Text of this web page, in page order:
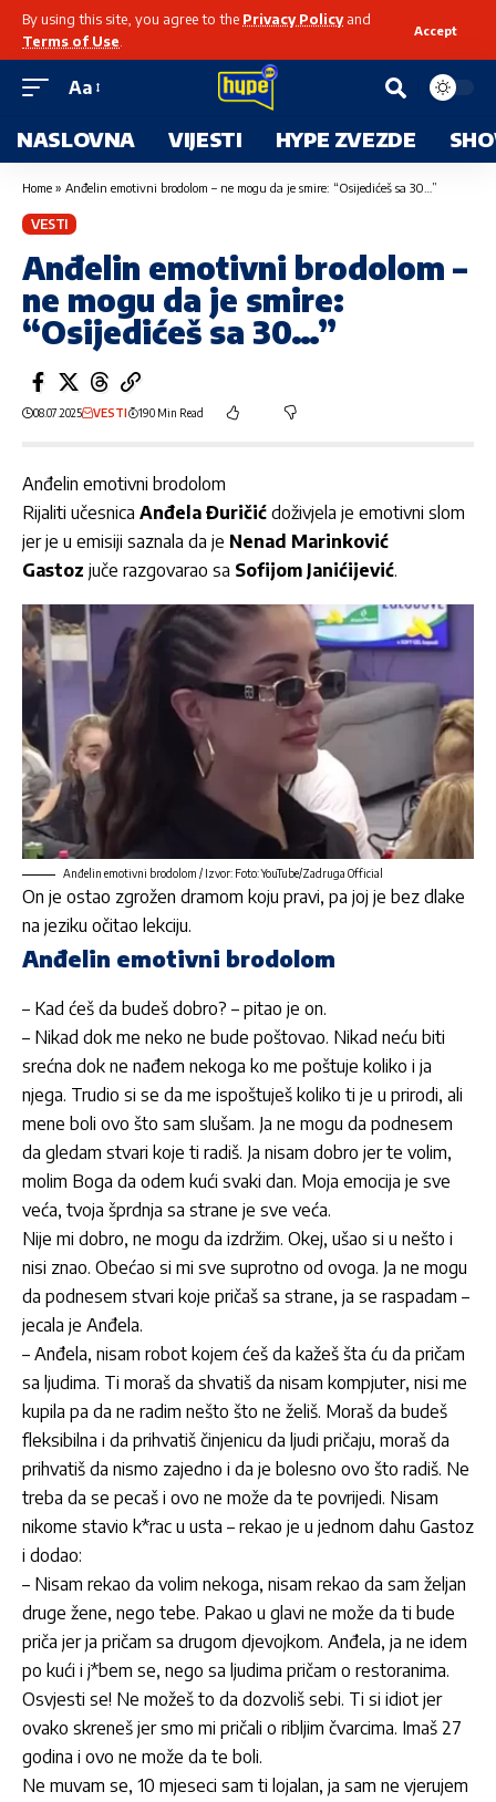
By using this site, you agree to the Privacy Policyand
Terms of Use
Accept
Aa
NASLOVNA VIJESTI HYPE ZVEZDE
Home » Anđelin emotivni brodolom – ne mogu da je smire: “Osijedićeš sa 30…”
VESTI
Anđelin emotivni brodolom –
ne mogu da je smire:
“Osijedićeš sa 30…”
08.07.2025 VESTI 190 Min Read
Anđelin emotivni brodolom
Rijaliti učesnica Anđela Đuričić doživjela je emotivni slom
jer je u emisiji saznala da je Nenad Marinković
Gastoz juče razgovarao sa Sofijom Janićijević.
Anđelin emotivni brodolom / Izvor: Foto: YouTube/Zadruga Official
On je ostao zgrožen dramom koju pravi, pa joj je bez dlake
na jeziku očitao lekciju.
Anđelin emotivni brodolom
– Kad ćeš da budeš dobro? – pitao je on.
– Nikad dok me neko ne bude poštovao. Nikad neću biti
srećna dok ne nađem nekoga ko me poštuje koliko i ja
njega. Trudio si se da me ispoštuješ koliko ti je u prirodi, ali
mene boli ovo što sam slušam. Ja ne mogu da podnesem
da gledam stvari koje ti radiš. Ja nisam dobro jer te volim,
molim Boga da odem kući svaki dan. Moja emocija je sve
veća, tvoja šprdnja sa strane je sve veća.
Nije mi dobro, ne mogu da izdržim. Okej, ušao si u nešto i
nisi znao. Obećao si mi sve suprotno od ovoga. Ja ne mogu
da podnesem stvari koje pričaš sa strane, ja se raspadam –
jecala je Anđela.
– Anđela, nisam robot kojem ćeš da kažeš šta ću da pričam
sa ljudima. Ti moraš da shvatiš da nisam kompjuter, nisi me
kupila pa da ne radim nešto što ne želiš. Moraš da budeš
fleksibilna i da prihvatiš činjenicu da ljudi pričaju, moraš da
prihvatiš da nismo zajedno i da je bolesno ovo što radiš. Ne
treba da se pecaš i ovo ne može da te povrijedi. Nisam
nikome stavio k*rac u usta – rekao je u jednom dahu Gastoz
i dodao:
– Nisam rekao da volim nekoga, nisam rekao da sam željan
druge žene, nego tebe. Pakao u glavi ne može da ti bude
priča jer ja pričam sa drugom djevojkom. Anđela, ja ne idem
po kući i j*bem se, nego sa ljudima pričam o restoranima.
Osvjesti se! Ne možeš to da dozvoliš sebi. Ti si idiot jer
ovako skreneš jer smo mi pričali o ribljim čvarcima. Imaš 27
godina i ovo ne može da te boli.
Ne muvam se, 10 mjeseci sam ti lojalan, ja sam ne vjerujem